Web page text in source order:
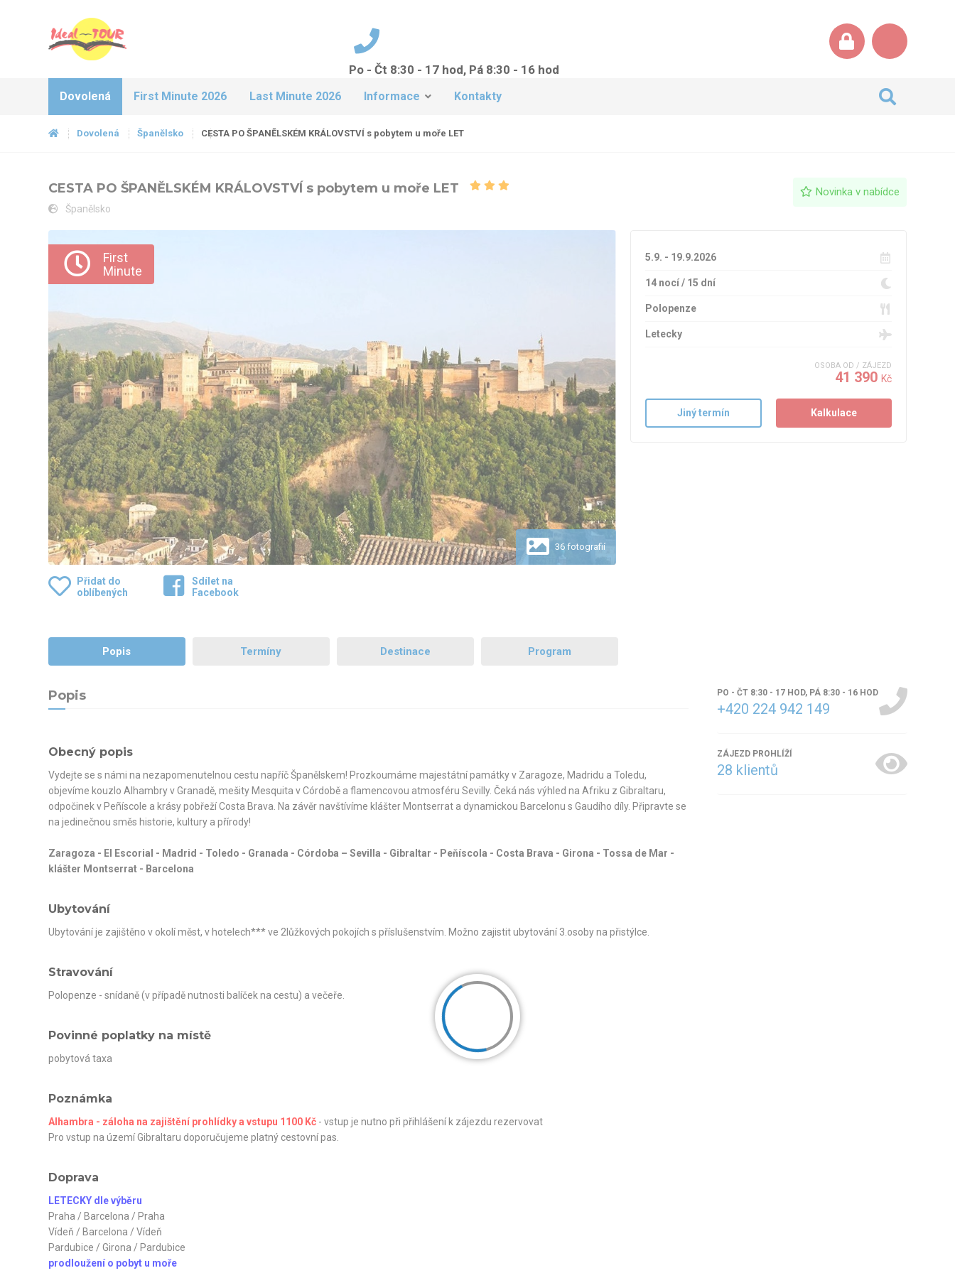
Po - Čt 8:30 - 17 hod, Pá 8:30 - 16 hod
Dovolená First Minute 2026 Last Minute 2026 Informace Kontakty
Dovolená Španělsko CESTA PO ŠPANĚLSKÉM KRÁLOVSTVÍ s pobytem u moře LET
CESTA PO ŠPANĚLSKÉM KRÁLOVSTVÍ s pobytem u moře LET
Španělsko
Novinka v nabídce
First
Minute
36 fotografií
Přidat do
oblíbených
Sdílet na
Facebook
5.9. - 19.9.2026
14 nocí / 15 dní
Polopenze
Letecky
OSOBA OD / ZÁJEZD
41 390Kč
Jiný termín Kalkulace
Popis Termíny Destinace Program
Popis
Obecný popis
Vydejte se s námi na nezapomenutelnou cestu napříč Španělskem! Prozkoumáme majestátní památky v Zaragoze, Madridu a Toledu,
objevíme kouzlo Alhambry v Granadě, mešity Mesquita v Córdobě a flamencovou atmosféru Sevilly. Čeká nás výhled na Afriku z Gibraltaru,
odpočinek v Peñíscole a krásy pobřeží Costa Brava. Na závěr navštívíme klášter Montserrat a dynamickou Barcelonu s Gaudího díly. Připravte se
na jedinečnou směs historie, kultury a přírody!
Zaragoza - El Escorial - Madrid - Toledo - Granada - Córdoba – Sevilla - Gibraltar - Peňíscola - Costa Brava - Girona - Tossa de Mar -
klášter Montserrat - Barcelona
Ubytování
Ubytování je zajištěno v okolí měst, v hotelech*** ve 2lůžkových pokojích s příslušenstvím. Možno zajistit ubytování 3.osoby na přistýlce.
Stravování
Polopenze - snídaně (v případě nutnosti balíček na cestu) a večeře.
Povinné poplatky na místě
pobytová taxa
Poznámka
Alhambra - záloha na zajištění prohlídky a vstupu 1100 Kč- vstup je nutno při přihlášení k zájezdu rezervovat
Pro vstup na území Gibraltaru doporučujeme platný cestovní pas.
Doprava
LETECKY dle výběru
Praha / Barcelona / Praha
Vídeň / Barcelona / Vídeň
Pardubice / Girona / Pardubice
prodloužení o pobyt u moře
PO - ČT 8:30 - 17 HOD, PÁ 8:30 - 16 HOD
+420 224 942 149
ZÁJEZD PROHLÍŽÍ
28 klientů